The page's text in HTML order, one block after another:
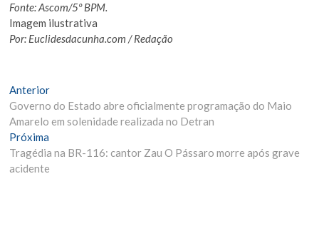
Fonte: Ascom/5º BPM.
Imagem ilustrativa
Por: Euclidesdacunha.com / Redação
Navegação
de
Post
AnteriorMatéria
Anterior:
Governo do Estado abre oficialmente programação do Maio
Amarelo em solenidade realizada no Detran
Próxima
Materia:
Tragédia na BR-116: cantor Zau O Pássaro morre após grave
acidente